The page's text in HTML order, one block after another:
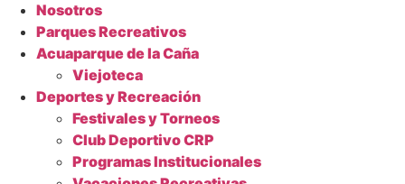
Nosotros
Parques Recreativos
Acuaparque de la Caña
Viejoteca
Deportes y Recreación
Festivales y Torneos
Club Deportivo CRP
Programas Institucionales